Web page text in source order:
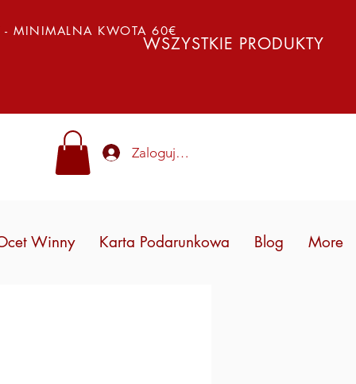
- MINIMALNA KWOTA 60€
WSZYSTKIE PRODUKTY
Zaloguj się
Winny Karta Podarunkowa Blog More